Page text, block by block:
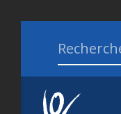
Search for: